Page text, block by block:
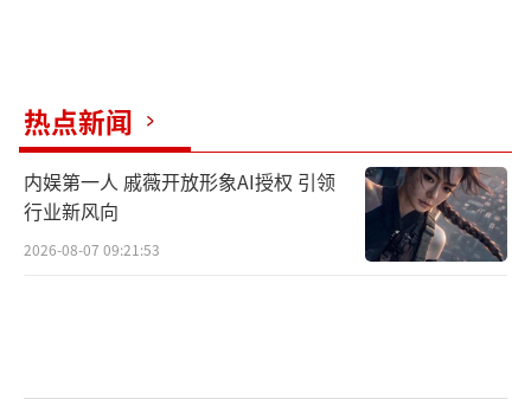
热点新闻
内娱第一人 戚薇开放形象AI授权 引领
行业新风向
2026-08-07 09:21:53